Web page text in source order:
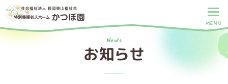
MENU
News
お知らせ